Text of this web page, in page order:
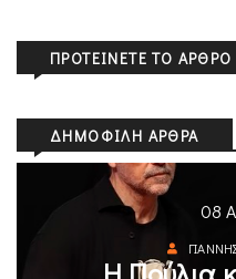
ΠΡΟΤΕΊΝΕΤΕ ΤΟ
ΔΗΜΟΦΙΛΉ ΆΡΘΡΑ
08